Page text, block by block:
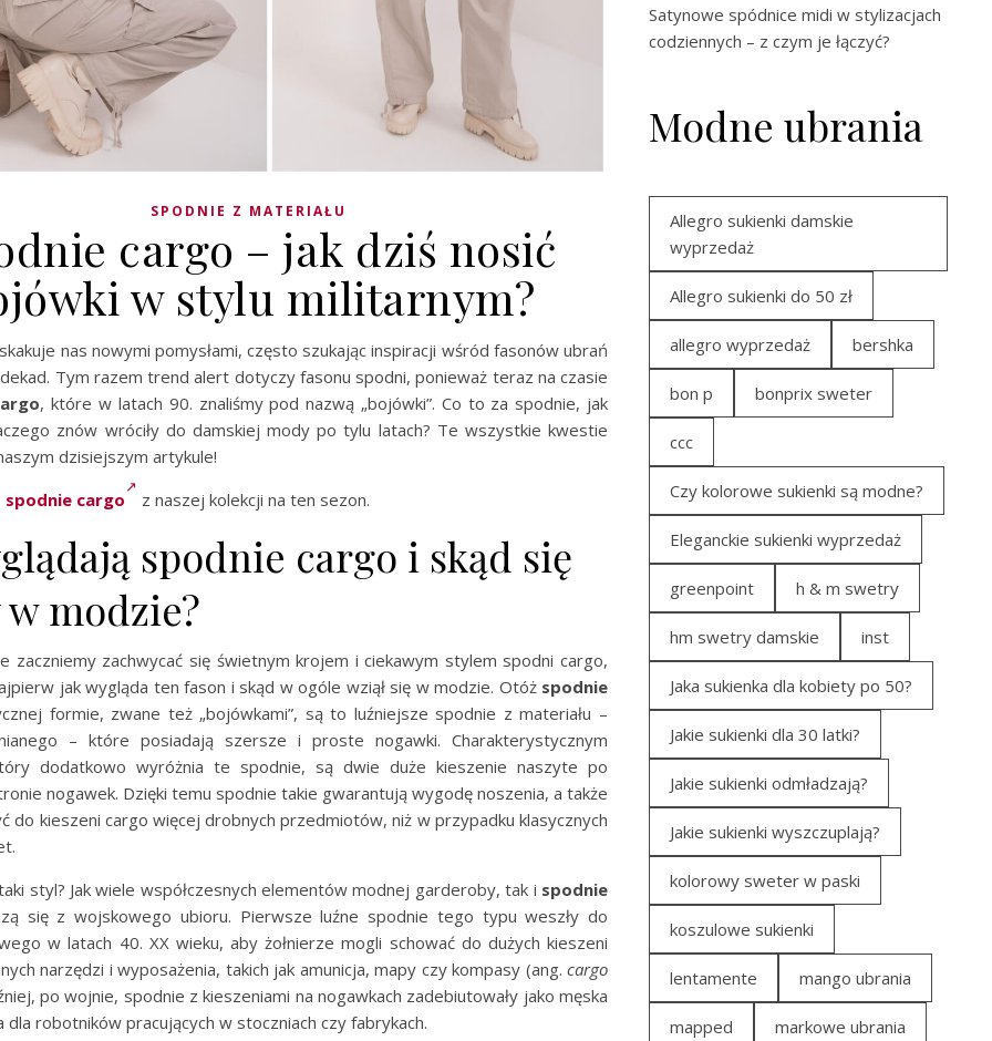
SPODNIE Z MATERIAŁU
cargo – jak dziś nosić
w stylu militarnym?
nas nowymi pomysłami, często szukając inspiracji wśród fasonów ubrań
Tym razem trend alert dotyczy fasonu spodni, ponieważ teraz na czasie
, które w latach 90. znaliśmy pod nazwą „bojówki”. Co to za spodnie, jak
znów wróciły do damskiej mody po tylu latach? Te wszystkie kwestie
dzisiejszym artykule!
spodnie cargo z naszej kolekcji na ten sezon.
spodnie cargo i skąd się
w modzie?
zaczniemy zachwycać się świetnym krojem i ciekawym stylem spodni cargo,
jak wygląda ten fason i skąd w ogóle wziął się w modzie. Otóż spodnie
formie, zwane też „bojówkami”, są to luźniejsze spodnie z materiału –
– które posiadają szersze i proste nogawki. Charakterystycznym
dodatkowo wyróżnia te spodnie, są dwie duże kieszenie naszyte po
nogawek. Dzięki temu spodnie takie gwarantują wygodę noszenia, a także
do kieszeni cargo więcej drobnych przedmiotów, niż w przypadku klasycznych
styl? Jak wiele współczesnych elementów modnej garderoby, tak i spodnie
się z wojskowego ubioru. Pierwsze luźne spodnie tego typu weszły do
w latach 40. XX wieku, aby żołnierze mogli schować do dużych kieszeni
narzędzi i wyposażenia, takich jak amunicja, mapy czy kompasy (ang. cargo
po wojnie, spodnie z kieszeniami na nogawkach zadebiutowały jako męska
dla robotników pracujących w stoczniach czy fabrykach.
Satynowe spódnice midi w stylizacjach
codziennych – z czym je łączyć?
Modne ubrania
Allegro sukienki damskie
wyprzedaż
Allegro sukienki do 50 zł
allegro wyprzedaż bershka
bon p bonprix sweter
ccc
Czy kolorowe sukienki są modne?
Eleganckie sukienki wyprzedaż
greenpoint h & m swetry
hm swetry damskie inst
Jaka sukienka dla kobiety po 50?
Jakie sukienki dla 30 latki?
Jakie sukienki odmładzają?
Jakie sukienki wyszczuplają?
kolorowy sweter w paski
koszulowe sukienki
lentamente mango ubrania
mapped markowe ubrania